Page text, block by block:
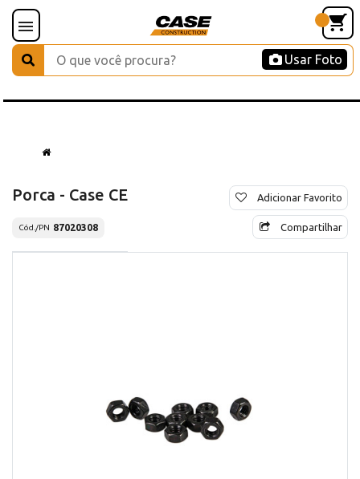
Usar Foto
Porca - Case CE
Cód./PN 87020308
Adicionar Favorito
Compartilhar